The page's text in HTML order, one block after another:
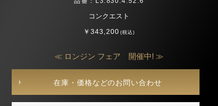
コンクエスト
￥343,200(税込)
≪ ロンジン フェア 開催中! ≫
在庫・価格などのお問い合わせ